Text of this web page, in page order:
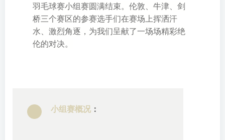
羽毛球赛小组赛圆满结束。 伦敦、牛津、剑
桥三个赛区的参赛选手们在赛场上挥洒汗
水、激烈角逐，为我们呈献了一场场精彩绝
伦的对决。
小组赛概况：